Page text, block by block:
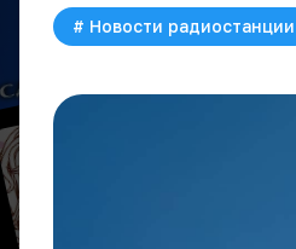
# Новости радиостанции